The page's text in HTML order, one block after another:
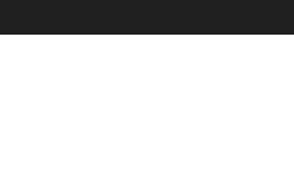
識を活かした独自の評価を掲
トラブル別に効果のある化粧